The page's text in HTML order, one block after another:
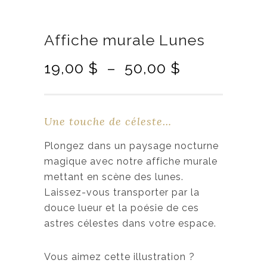
Affiche murale Lunes
19,00 $ – 50,00 $
d
e
p
r
i
x
:
Une touche de céleste…
Plongez dans un paysage nocturne
magique avec notre affiche murale
mettant en scène des lunes.
Laissez-vous transporter par la
douce lueur et la poésie de ces
astres célestes dans votre espace.
Vous aimez cette illustration ?